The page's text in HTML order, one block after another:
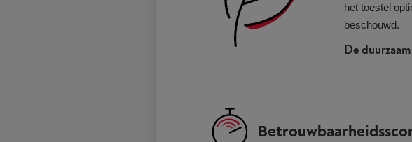
het toestel
beschouwd.
De